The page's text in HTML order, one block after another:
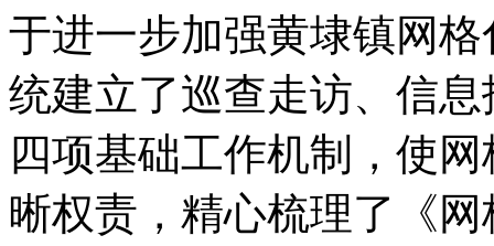
于进一步加强黄埭镇网
统建立了巡查走访、信
四项基础工作机制，使
晰权责，精心梳理了《